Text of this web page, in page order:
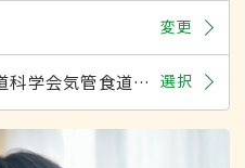
変更
日本気管食道科学会気管食道科専門医 選択